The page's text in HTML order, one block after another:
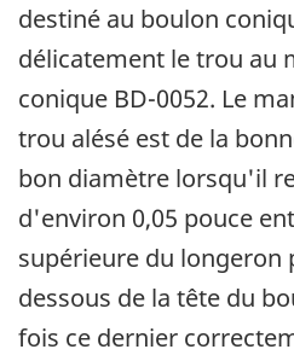
destiné au boulon
délicatement le trou au
conique BD-0052. Le
trou alésé est de la
bon diamètre lorsqu'il
d'environ 0,05 pouce
supérieure du longeron
dessous de la tête du
fois ce dernier